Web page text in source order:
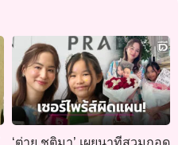
‘ต่าย ชุติมา’ เผยนาทีสวมกอด